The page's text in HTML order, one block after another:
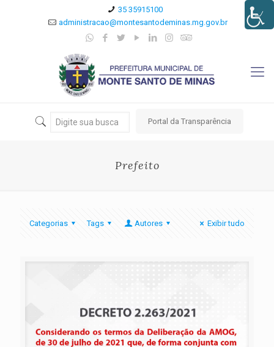
35 35915100
administracao@montesantodeminas.mg.gov.br
Portal da Transparência
Prefeito
Categorias Tags Autores Exibir tudo